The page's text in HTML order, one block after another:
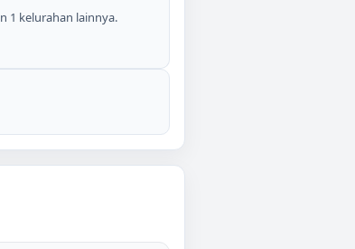
1 kelurahan lainnya.